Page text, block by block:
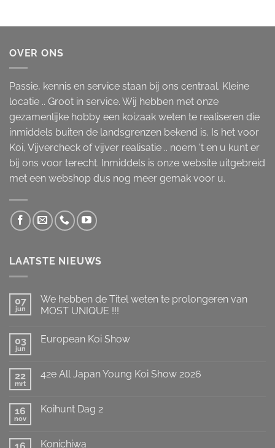
OVER ONS
Passie, kennis en service staan bij ons centraal. Kleine
locatie .. Groot in service. Wij hebben met onze
gezamenlijke hobby een koizaak weten te realiseren die
inmiddels buiten de landsgrenzen bekend is. Is het voor
Koi, Vijvercheck of vijver realisatie .. noem 't en u kunt er
bij ons voor terecht. Inmiddels is onze website uitgebreid
met een webshop dus nog meer gemak voor u.
LAATSTE NIEUWS
07
jun
We hebben de Titel weten te prolongeren van
MOST UNIQUE !!!
op
Titel
weten
MOST
03
jun
European Koi Show
European
22
mrt
42e All Japan Young Koi Show 2026
42e
Koi
16
nov
Koihunt Dag 2
Koihunt
Konichiwa